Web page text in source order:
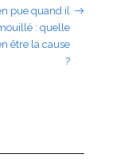
pue quand il
: quelle
être la cause
?